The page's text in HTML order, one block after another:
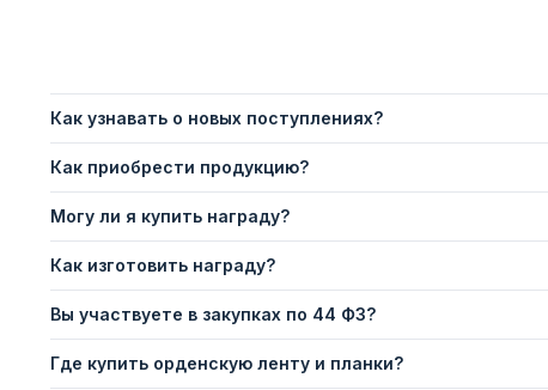
Как узнавать о новых поступлениях?
Как приобрести продукцию?
Могу ли я купить награду?
Как изготовить награду?
Вы участвуете в закупках по 44 ФЗ?
Где купить орденскую ленту и планки?